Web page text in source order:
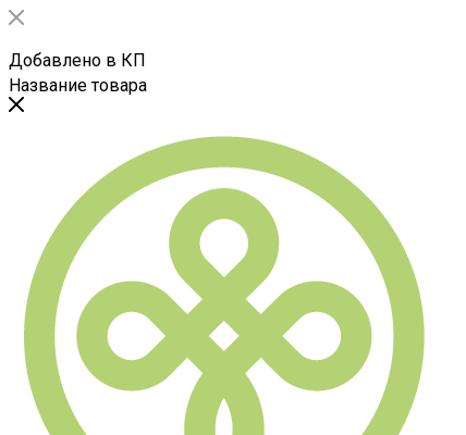
Добавлено в КП
Название товара